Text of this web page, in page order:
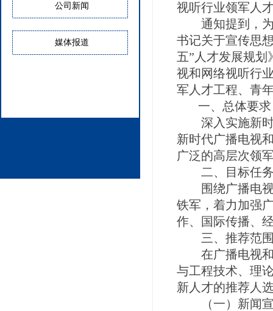
公司新闻
媒体报道
视听行业领军人
通知提到，为
书记关于宣传思
五”人才发展规
视和网络视听行
军人才工程、青
一、总体要求
深入实施新时
新时代广播电视
广泛的高层次领
二、目标任
围绕广播电视
铁军，着力加强
作、国际传播、
三、推荐范
在广播电视和
与工程技术、理
新人才的推荐人
（一）新闻宣